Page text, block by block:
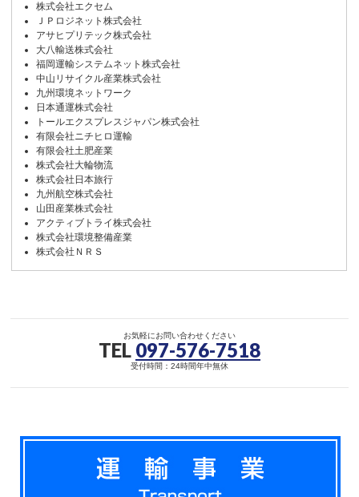
株式会社エクセム
ＪＰロジネット株式会社
アサヒプリテック株式会社
大八輸送株式会社
福岡運輸システムネット株式会社
中山リサイクル産業株式会社
九州環境ネットワーク
日本通運株式会社
トールエクスプレスジャパン株式会社
有限会社ニチヒロ運輸
有限会社土肥産業
株式会社大輪物流
株式会社日本旅行
九州航空株式会社
山田産業株式会社
アクティブトライ株式会社
株式会社環境整備産業
株式会社ＮＲＳ
お気軽にお問い合わせください
TEL 097-576-7518
受付時間：24時間年中無休